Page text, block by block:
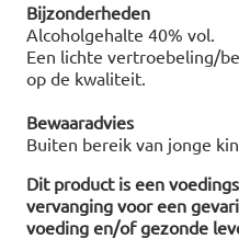
Bijzonderheden
Alcoholgehalte 40% vol.
Een lichte vertroebeling/
op de kwaliteit.
Bewaaradvies
Buiten bereik van jonge
Dit product is een
vervanging voor een
voeding en/of gezonde